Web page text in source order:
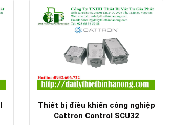
Thiết bị điều khiển công nghiệp
Cattron Control SCU32